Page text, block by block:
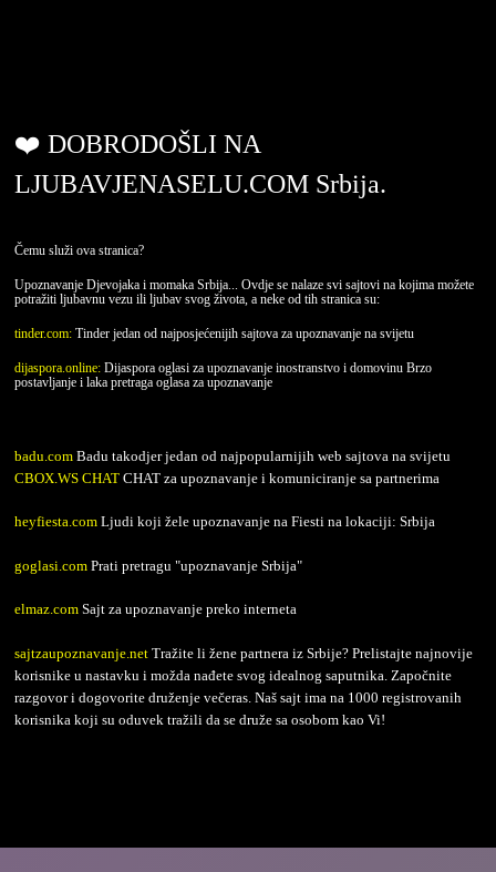
❤️ DOBRODOŠLI NA
LJUBAVJENASELU.COM Srbija.
Čemu služi ova stranica?
Upoznavanje Djevojaka i momaka Srbija... Ovdje se nalaze svi sajtovi na kojima možete
potražiti ljubavnu vezu ili ljubav svog života, a neke od tih stranica su:
tinder.com: Tinder jedan od najposjećenijih sajtova za upoznavanje na svijetu
dijaspora.online: Dijaspora oglasi za upoznavanje inostranstvo i domovinu Brzo
postavljanje i laka pretraga oglasa za upoznavanje
badu.com Badu takodjer jedan od najpopularnijih web sajtova na svijetu
CBOX.WS CHAT CHAT za upoznavanje i komuniciranje sa partnerima
heyfiesta.com Ljudi koji žele upoznavanje na Fiesti na lokaciji: Srbija
goglasi.com Prati pretragu "upoznavanje Srbija"
elmaz.com Sajt za upoznavanje preko interneta
sajtzaupoznavanje.net Tražite li žene partnera iz Srbije? Prelistajte najnovije
korisnike u nastavku i možda nađete svog idealnog saputnika. Započnite
razgovor i dogovorite druženje večeras. Naš sajt ima na 1000 registrovanih
korisnika koji su oduvek tražili da se druže sa osobom kao Vi!